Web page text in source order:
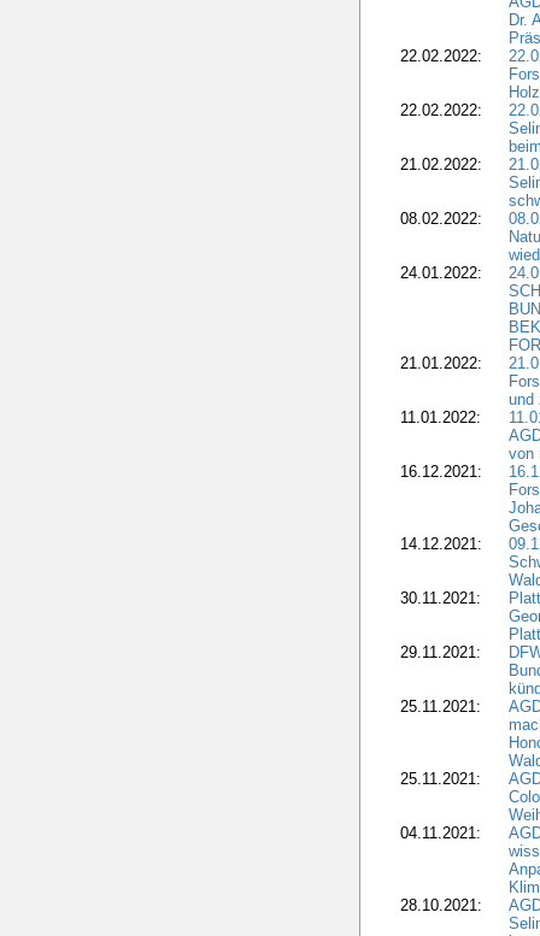
Dr.
22.02.2022:
22.02.2022:
21.02.2022:
08.02.2022:
24.01.2022:
21.01.2022:
und
11.01.2022:
von
16.12.2021:
14.12.2021:
30.11.2021:
29.11.2021:
25.11.2021:
25.11.2021:
04.11.2021:
28.10.2021: